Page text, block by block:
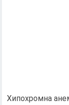
Хипохромна